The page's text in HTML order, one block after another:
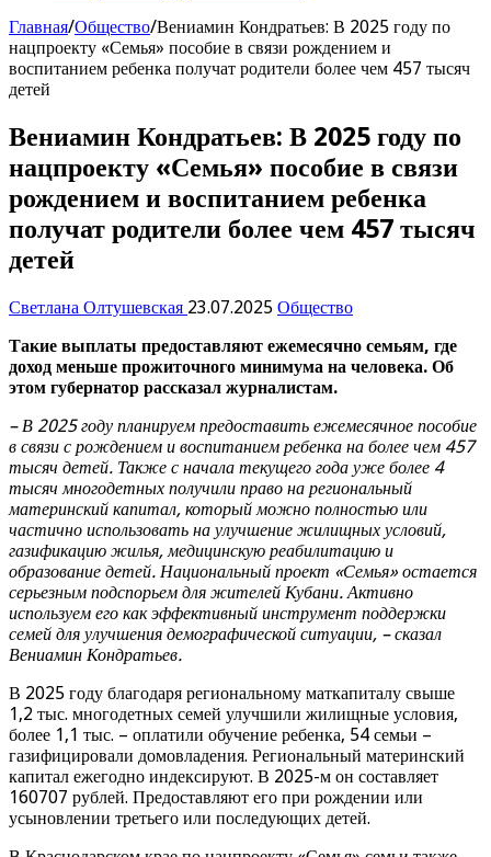
Главная/Общество/Вениамин Кондратьев: В 2025 году по
нацпроекту «Семья» пособие в связи рождением и
воспитанием ребенка получат родители более чем 457 тысяч
детей
Вениамин Кондратьев: В 2025 году по
нацпроекту «Семья» пособие в связи
рождением и воспитанием ребенка
получат родители более чем 457 тысяч
детей
Светлана Олтушевская 23.07.2025 Общество
Такие выплаты предоставляют ежемесячно семьям, где
доход меньше прожиточного минимума на человека. Об
этом губернатор рассказал журналистам.
– В 2025 году планируем предоставить ежемесячное пособие
в связи с рождением и воспитанием ребенка на более чем 457
тысяч детей. Также с начала текущего года уже более 4
тысяч многодетных получили право на региональный
материнский капитал, который можно полностью или
частично использовать на улучшение жилищных условий,
газификацию жилья, медицинскую реабилитацию и
образование детей. Национальный проект «Семья» остается
серьезным подспорьем для жителей Кубани. Активно
используем его как эффективный инструмент поддержки
семей для улучшения демографической ситуации, – сказал
Вениамин Кондратьев.
В 2025 году благодаря региональному маткапиталу свыше
1,2 тыс. многодетных семей улучшили жилищные условия,
более 1,1 тыс. – оплатили обучение ребенка, 54 семьи –
газифицировали домовладения. Региональный материнский
капитал ежегодно индексируют. В 2025-м он составляет
160707 рублей. Предоставляют его при рождении или
усыновлении третьего или последующих детей.